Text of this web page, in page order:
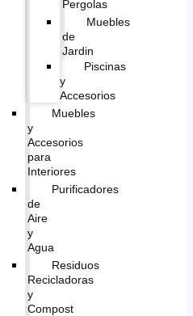
Pergolas
Muebles
de
Jardin
Piscinas
y
Accesorios
Muebles
y
Accesorios
para
Interiores
Purificadores
de
Aire
y
Agua
Residuos
Recicladoras
y
Compost